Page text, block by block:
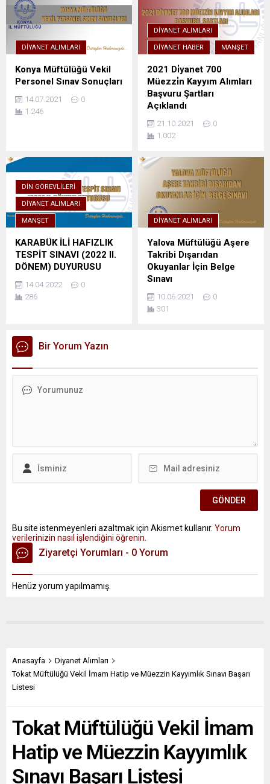
DIYANET ALIMLARI
Konya Müftülüğü Vekil
Personel Sınav Sonuçları
14.07.2021
0
1.246
DIYANET ALIMLARI
DIYANET HABER MANŞET
2021 Di̇yanet 700
Müezzi̇n Kayyım Alımları
Başvuru Şartları
Açıklandı
21.10.2021
0
1.002
DIN GÖREVLILERI
DIYANET ALIMLARI
MANŞET
KARABÜK İLİ HAFIZLIK
TESPİT SINAVI (2022 II.
DÖNEM) DUYURUSU
14.04.2022
0
286
DIYANET ALIMLARI
Yalova Müftülüğü Aşere
Takribi Dışarıdan
Okuyanlar İçin Belge
Sınavı
10.06.2021
0
301
Bir Yorum Yazın
Bu site istenmeyenleri azaltmak için Akismet kullanır. Yorum
verilerinizin nasıl işlendiğini öğrenin.
Ziyaretçi Yorumları - 0 Yorum
Henüz yorum yapılmamış.
Anasayfa
Diyanet Alımları
Tokat Müftülüğü Vekil İmam Hatip ve Müezzin Kayyımlık Sınavı Başarı
Listesi
Tokat Müftülüğü Vekil İmam
Hatip ve Müezzin Kayyımlık
Sınavı Başarı Listesi